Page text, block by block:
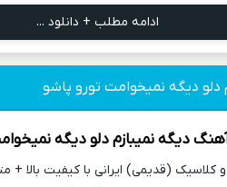
ادامه مطلب + دانلود ...
دلو دیگه نمیخوامت تورو پاشو
آهنگ دیگه نمیبازم دلو دیگه
(قدیمی) ایرانی با کیفیت بالا +